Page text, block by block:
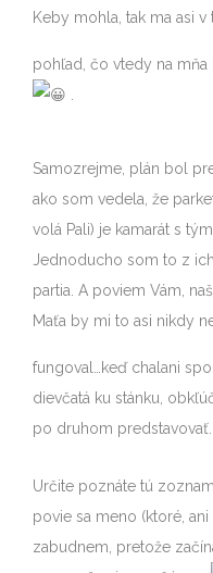
Keby mohla, tak ma asi
pohľad, čo vtedy na
.
Samozrejme, plán bol
ako som vedela, že
volá Pali) je kamarát s
Jednoducho som to z
partia. A poviem Vám,
Maťa by mi to asi nikdy
fungoval…keď chalani
dievčatá ku stánku,
po druhom predstavovať.
Určite poznáte tú
povie sa meno (ktoré,
zabudnem, pretože